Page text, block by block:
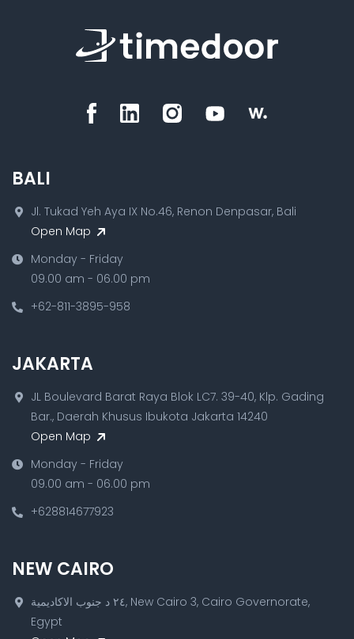
BALI
Jl. Tukad Yeh Aya IX No.46, Renon Denpasar, Bali
Open Map
Monday - Friday
09.00 am - 06.00 pm
+62-811-3895-958
JAKARTA
JL Boulevard Barat Raya Blok LC7. 39-40, Klp. Gading
Bar., Daerah Khusus Ibukota Jakarta 14240
Open Map
Monday - Friday
09.00 am - 06.00 pm
+628814677923
NEW CAIRO
٢٤ د جنوب الاكاديمية, New Cairo 3, Cairo Governorate,
Egypt